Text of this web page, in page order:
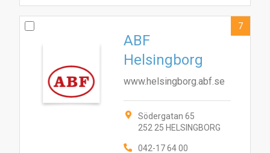
ABF
Helsingborg
www.helsingborg.abf.se
Södergatan 65
252 25 HELSINGBORG
042-17 64 00
7